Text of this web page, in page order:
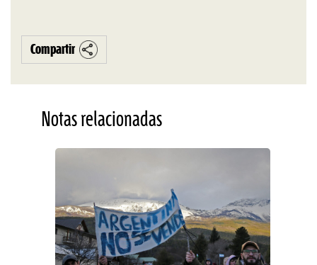
Compartir
Notas relacionadas